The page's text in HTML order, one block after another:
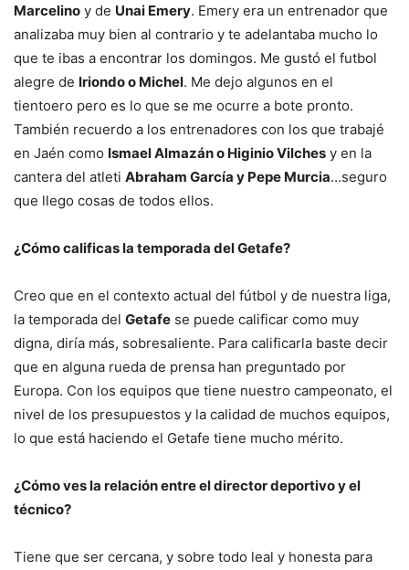
Marcelino y de Unai Emery. Emery era un entrenador que
analizaba muy bien al contrario y te adelantaba mucho lo
que te ibas a encontrar los domingos. Me gustó el futbol
alegre de Iriondo o Michel. Me dejo algunos en el
tientoero pero es lo que se me ocurre a bote pronto.
También recuerdo a los entrenadores con los que trabajé
en Jaén como Ismael Almazán o Higinio Vilches y en la
cantera del atleti Abraham García y Pepe Murcia…seguro
que llego cosas de todos ellos.
¿Cómo calificas la temporada del Getafe?
Creo que en el contexto actual del fútbol y de nuestra liga,
la temporada del Getafe se puede calificar como muy
digna, diría más, sobresaliente. Para calificarla baste decir
que en alguna rueda de prensa han preguntado por
Europa. Con los equipos que tiene nuestro campeonato, el
nivel de los presupuestos y la calidad de muchos equipos,
lo que está haciendo el Getafe tiene mucho mérito.
¿Cómo ves la relación entre el director deportivo y el
técnico?
Tiene que ser cercana, y sobre todo leal y honesta para